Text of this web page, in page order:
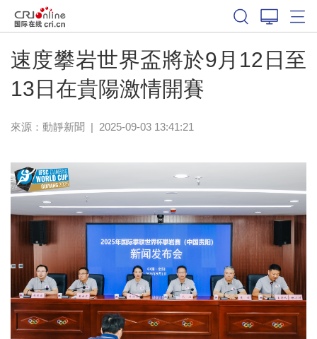
速度攀岩世界盃將於9月12日至
13日在貴陽激情開賽
來源： 動靜新聞 | 2025-09-03 13:41:21